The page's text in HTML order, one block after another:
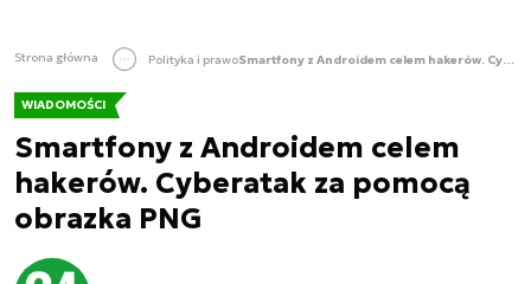
Strona główna Polityka i prawo Smartfony z Androidem celem hakerów. Cyberatak za pomocą obrazka PNG
WIADOMOŚCI
Smartfony z Androidem celem
hakerów. Cyberatak za pomocą
obrazka PNG